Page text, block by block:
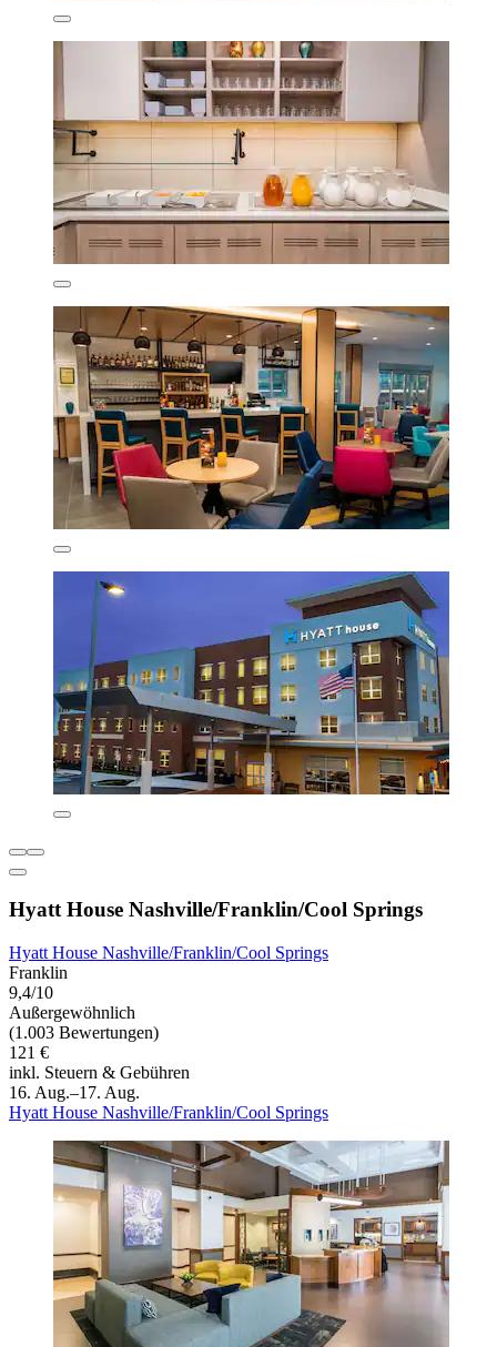
Hyatt House Nashville/Franklin/Cool Springs
Hyatt House Nashville/Franklin/Cool Springs
Franklin
9,4/10
Außergewöhnlich
(1.003 Bewertungen)
121 €
inkl. Steuern & Gebühren
16. Aug.–17. Aug.
Hyatt House Nashville/Franklin/Cool Springs